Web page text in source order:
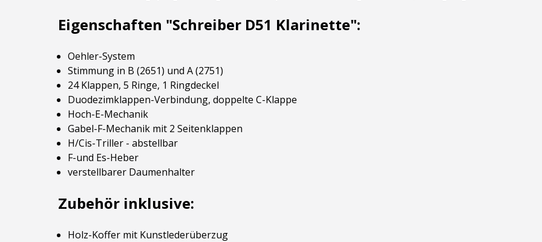
Eigenschaften "Schreiber D51 Klarinette":
Oehler-System
Stimmung in B (2651) und A (2751)
24 Klappen, 5 Ringe, 1 Ringdeckel
Duodezimklappen-Verbindung, doppelte C-Klappe
Hoch-E-Mechanik
Gabel-F-Mechanik mit 2 Seitenklappen
H/Cis-Triller - abstellbar
F-und Es-Heber
verstellbarer Daumenhalter
Zubehör inklusive:
Holz-Koffer mit Kunstlederüberzug